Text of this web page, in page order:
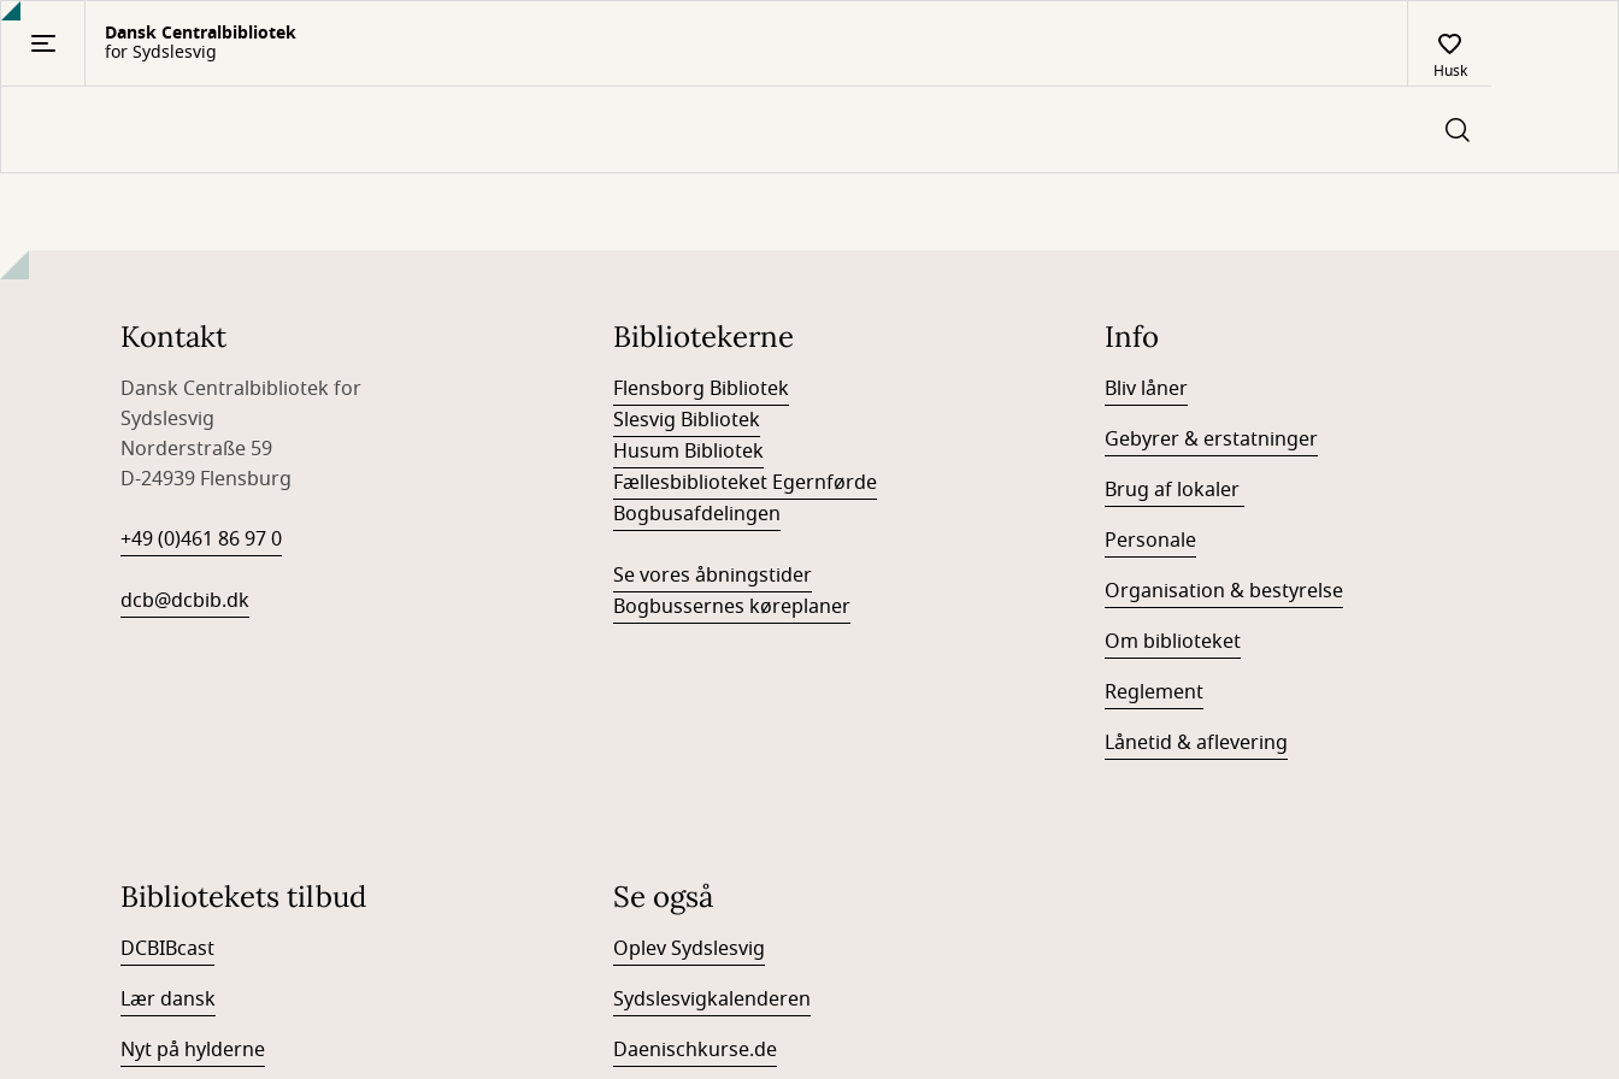
Gå
Dansk Centralbibliotek
for Sydslesvig
Husk
Kontakt
Dansk Centralbibliotek for
Sydslesvig
Norderstraße 59
D-24939 Flensburg
+49 (0)461 86 97 0
dcb@dcbib.dk
Bibliotekerne
Flensborg Bibliotek
Slesvig Bibliotek
Husum Bibliotek
Fællesbiblioteket Egernførde
Bogbusafdelingen
Se vores åbningstider
Bogbussernes køreplaner
Info
Bliv låner
Gebyrer & erstatninger
Brug af lokaler
Personale
Organisation & bestyrelse
Om biblioteket
Reglement
Lånetid & aflevering
Bibliotekets tilbud
DCBIBcast
Lær dansk
Nyt på hylderne
Se også
Oplev Sydslesvig
Sydslesvigkalenderen
Daenischkurse.de